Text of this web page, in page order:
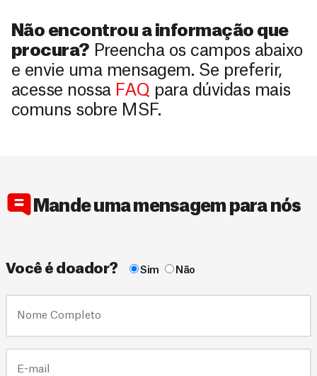
Não encontrou a informação que
procura? Preencha os campos abaixo
e envie uma mensagem. Se preferir,
acesse nossa FAQ para dúvidas mais
comuns sobre MSF.
Mande uma mensagem para nós
Você é doador? Sim Não